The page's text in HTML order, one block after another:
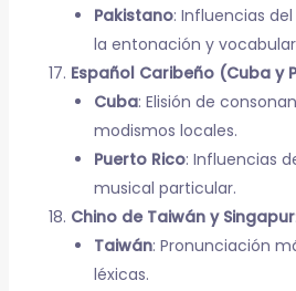
Pakistano: Influencias
la entonación y
Español Caribeño (Cuba y
Cuba: Elisión de
modismos locales.
Puerto Rico: Influencias
musical particular.
Chino de Taiwán y Singapur:
Taiwán: Pronunciación
léxicas.